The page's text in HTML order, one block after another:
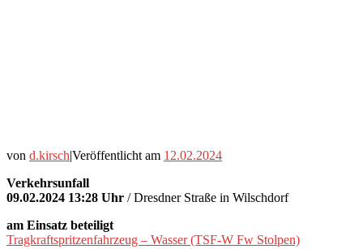
von d.kirsch|Veröffentlicht am 12.02.2024
Verkehrsunfall
09.02.2024 13:28 Uhr / Dresdner Straße in Wilschdorf
am Einsatz beteiligt
Tragkraftspritzenfahrzeug – Wasser (TSF-W Fw Stolpen)